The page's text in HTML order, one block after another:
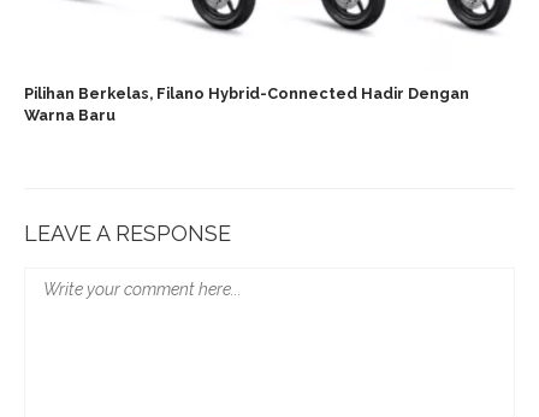
Pilihan Berkelas, Filano Hybrid-Connected Hadir Dengan
Warna Baru
LEAVE A RESPONSE